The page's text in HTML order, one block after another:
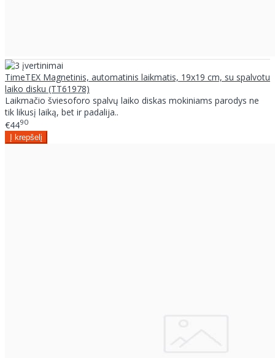
TimeTEX Magnetinis, automatinis laikmatis, 19x19 cm, su spalvotu
laiko disku (TT61978)
Laikmačio šviesoforo spalvų laiko diskas mokiniams parodys ne
tik likusį laiką, bet ir padalija..
€4490